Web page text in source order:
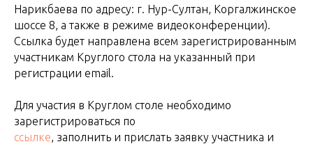
Нарикбаева по адресу: г. Нур-Султан, Коргалжинское
шоссе 8, а также в режиме видеоконференции).
Ссылка будет направлена всем зарегистрированным
участникам Круглого стола на указанный при
регистрации еmail.
Для участия в Круглом столе необходимо
зарегистрироваться по
ссылке , заполнить и прислать заявку участника и